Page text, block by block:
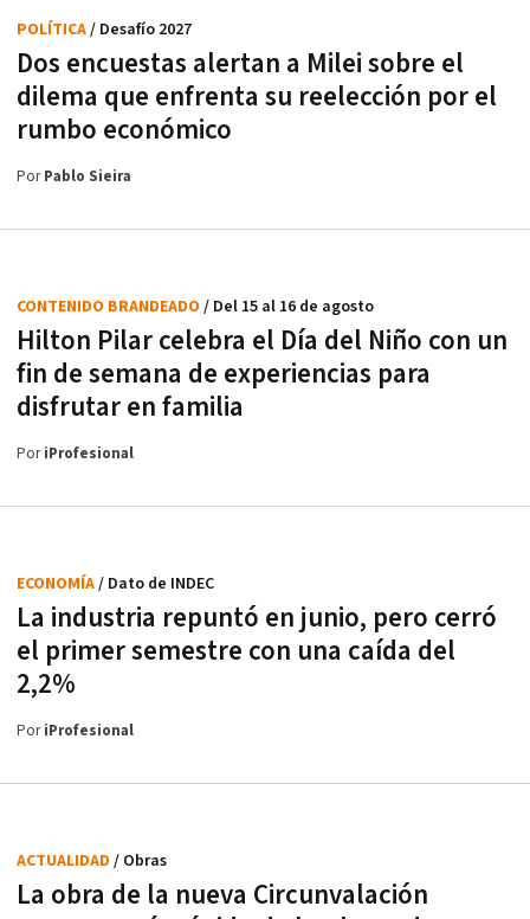
Dos encuestas alertan a Milei sobre el
dilema que enfrenta su reelección por el
rumbo económico
POLÍTICA/ Desafío 2027
PorPablo Sieira
Hilton Pilar celebra el Día del Niño con un
fin de semana de experiencias para
disfrutar en familia
CONTENIDO BRANDEADO / Del 15 al 16 de agosto
PoriProfesional
La industria repuntó en junio, pero cerró
el primer semestre con una caída del
2,2%
ECONOMÍA/ Dato de INDEC
PoriProfesional
La obra de la nueva Circunvalación
ACTUALIDAD / Obras